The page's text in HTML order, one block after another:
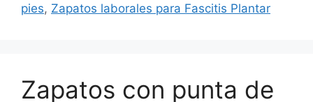
pies, Zapatos laborales para Fascitis Plantar
Zapatos con punta de